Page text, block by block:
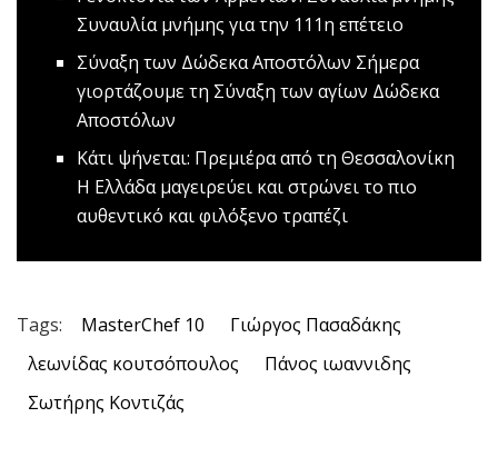
Συναυλία μνήμης για την 111η επέτειο
Σύναξη των Δώδεκα Αποστόλων Σήμερα
γιορτάζουμε τη Σύναξη των αγίων Δώδεκα
Αποστόλων
Κάτι ψήνεται: Πρεμιέρα από τη Θεσσαλονίκη
Η Ελλάδα μαγειρεύει και στρώνει το πιο
αυθεντικό και φιλόξενο τραπέζι
Tags: MasterChef 10
Γιώργος Πασαδάκης
λεωνίδας κουτσόπουλος
Πάνος ιωαννιδης
Σωτήρης Κοντιζάς